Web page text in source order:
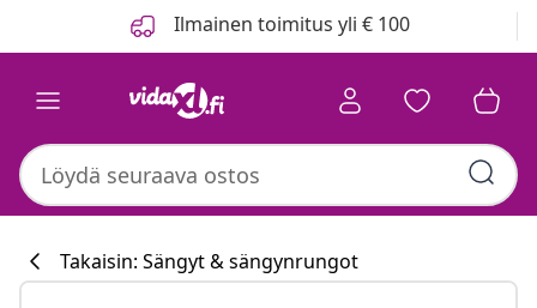
Ilmainen toimitus yli € 100
Takaisin: Sängyt & sängynrungot